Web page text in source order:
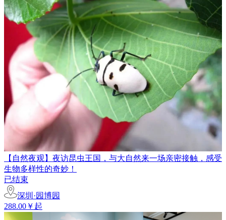
【自然夜观】夜访昆虫王国，与大自然来一场亲密接触，感受
生物多样性的奇妙！
已结束
深圳·园博园
288.00￥起